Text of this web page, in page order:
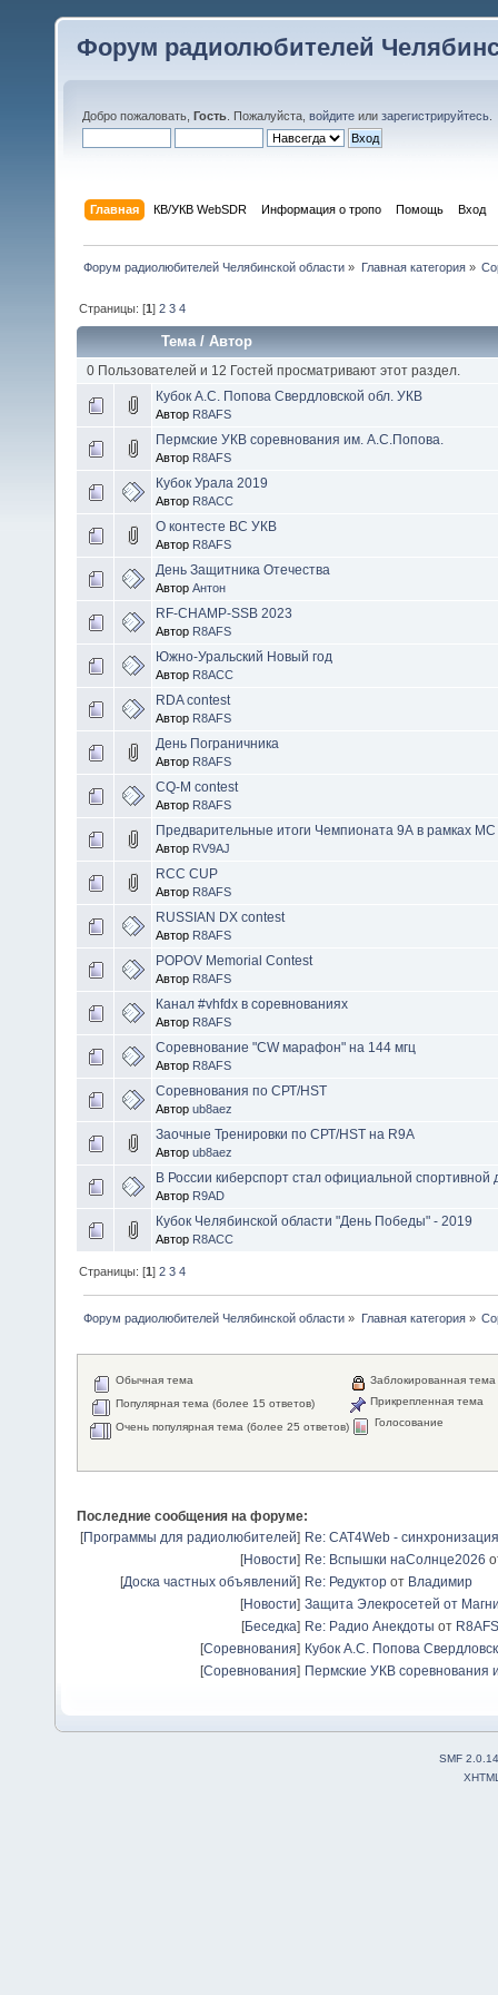
Форум радиолюбителей
Добро пожаловать, Гость . Пожалуйста, войдите или зарегистрируйтесь
Главная КВ/УКВ WebSDR Информация о тропо Помощь Вход
Форум радиолюбителей Челябинской области » Главная категория»
Страницы: [1]2 3 4
Тема/Автор
0 Пользователей и 12 Гостей просматривают этот раздел.
Кубок А.С. Попова Свердловской обл. УКВ
Автор R8AFS
Пермские УКВ соревнования им. А.С.Попова.
Автор R8AFS
Кубок Урала 2019
Автор R8ACC
О контесте ВС УКВ
Автор R8AFS
День Защитника Отечества
Автор Антон
RF-CHAMP-SSB 2023
Автор R8AFS
Южно-Уральский Новый год
Автор R8ACC
RDA contest
Автор R8AFS
День Пограничника
Автор R8AFS
CQ-M contest
Автор R8AFS
Предварительные итоги Чемпионата 9А в рамках
Автор RV9AJ
RCC CUP
Автор R8AFS
RUSSIAN DX contest
Автор R8AFS
POPOV Memorial Contest
Автор R8AFS
Канал #vhfdx в соревнованиях
Автор R8AFS
Соревнование "CW марафон" на 144 мгц
Автор R8AFS
Соревнования по СРТ/HST
Автор ub8aez
Заочные Тренировки по СРТ/HST на R9A
Автор ub8aez
В России киберспорт стал официальной спортивной
Автор R9AD
Кубок Челябинской области "День Победы" - 2019
Автор R8ACC
Страницы: [1]2 3 4
Форум радиолюбителей Челябинской области » Главная категория»
Обычная тема
Популярная тема (более 15 ответов)
Очень популярная тема (более 25 ответов)
Заблокированная тема
Прикрепленная тема
Голосование
Последние сообщения на форуме:
[Программы для радиолюбителей] Re: CAT4Web -
[Новости] Re: Вспышки наСолнце2026
[Доска частных объявлений] Re: Редуктор от Владимир
[Новости] Защита Элекросетей от
[Беседка] Re: Радио Анекдоты от R8AFS
[Соревнования] Кубок А.С. Попова
[Соревнования] Пермские УКВ соревнования
SMF 2.0.14